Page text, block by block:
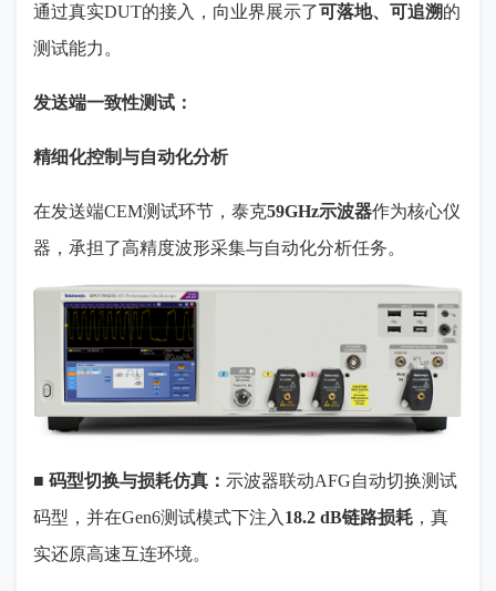
通过真实DUT的接入，向业界展示了可落地、可追溯的
测试能力。
发送端一致性测试：
精细化控制与自动化分析
在发送端CEM测试环节，泰克59GHz示波器作为核心仪
器，承担了高精度波形采集与自动化分析任务。
■ 码型切换与损耗仿真： 示波器联动AFG自动切换测试
码型，并在Gen6测试模式下注入 18.2 dB链路损耗 ，真
实还原高速互连环境。